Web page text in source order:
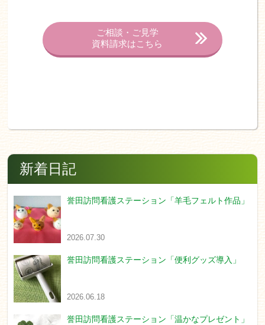
ご相談・ご見学
資料請求はこちら
新着日記
誉田訪問看護ステーション「羊毛フェルト作品」
2026.07.30
誉田訪問看護ステーション「便利グッズ導入」
2026.06.18
誉田訪問看護ステーション「温かなプレゼント」